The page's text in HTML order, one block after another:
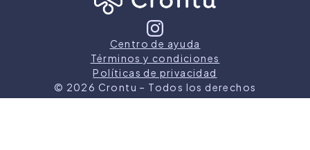
Centro de ayuda
Términos y condiciones
Políticas de privacidad
© 2026 Crontu – Todos los derechos
reservados